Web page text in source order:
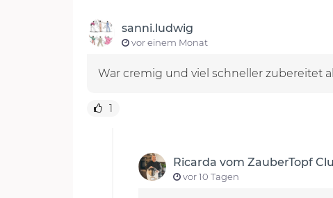
sanni.ludwig
vor einem Monat
War cremig und viel schneller zubereitet
1
Ricarda vom ZauberTopf
vor 10 Tagen